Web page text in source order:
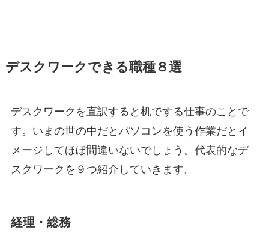
デスクワークできる職種８選
デスクワークを直訳すると机でする仕事のことで
す。いまの世の中だとパソコンを使う作業だとイ
メージしてほぼ間違いないでしょう。代表的なデ
スクワークを９つ紹介していきます。
経理・総務